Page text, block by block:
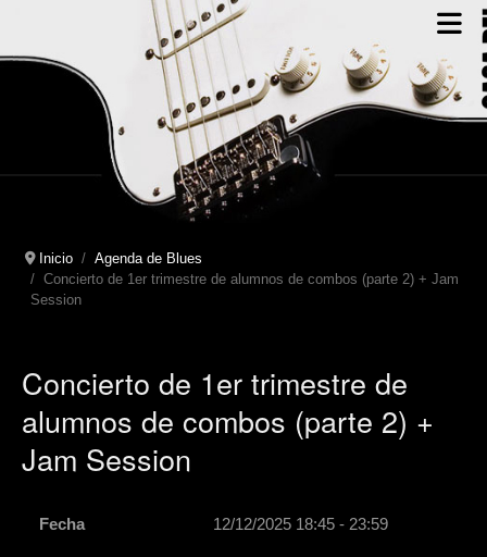
Inicio
Agenda de Blues
Concierto de 1er trimestre de alumnos de combos (parte 2) + Jam
Session
Concierto de 1er trimestre de
alumnos de combos (parte 2) +
Jam Session
Fecha 12/12/2025 18:45 - 23:59